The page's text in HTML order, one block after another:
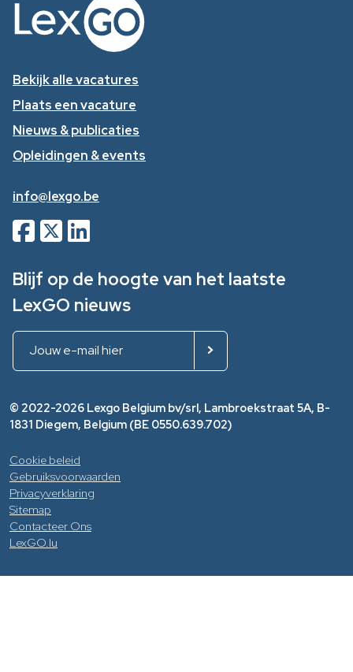
Bekijk alle vacatures
Plaats een vacature
Nieuws & publicaties
Opleidingen & events
info@lexgo.be
Blijf op de hoogte van het laatste
LexGO nieuws
© 2022-2026 Lexgo Belgium bv/srl, Lambroekstraat 5A, B-
1831 Diegem, Belgium (BE 0550.639.702)
Cookie beleid
Gebruiksvoorwaarden
Privacyverklaring
Sitemap
Contacteer Ons
LexGO.lu